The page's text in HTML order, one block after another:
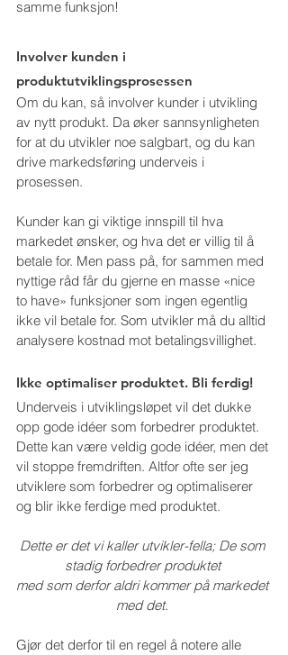
samme funksjon!
Involver kunden i
produktutviklingsprosessen
Om du kan, så involver kunder i utvikling
av nytt produkt. Da øker sannsynligheten
for at du utvikler noe salgbart, og du kan
drive markedsføring underveis i
prosessen.
Kunder kan gi viktige innspill til hva
markedet ønsker, og hva det er villig til å
betale for. Men pass på, for sammen med
nyttige råd får du gjerne en masse «nice
to have» funksjoner som ingen egentlig
ikke vil betale for. Som utvikler må du alltid
analysere kostnad mot betalingsvillighet.
Ikke optimaliser produktet. Bli ferdig!
Underveis i utviklingsløpet vil det dukke
opp gode idéer som forbedrer produktet.
Dette kan være veldig gode idéer, men det
vil stoppe fremdriften. Altfor ofte ser jeg
utviklere som forbedrer og optimaliserer
og blir ikke ferdige med produktet.
Dette er det vi kaller utvikler-fella; De som
stadig forbedrer produktet
med som derfor aldri kommer på markedet
med det.
Gjør det derfor til en regel å notere alle